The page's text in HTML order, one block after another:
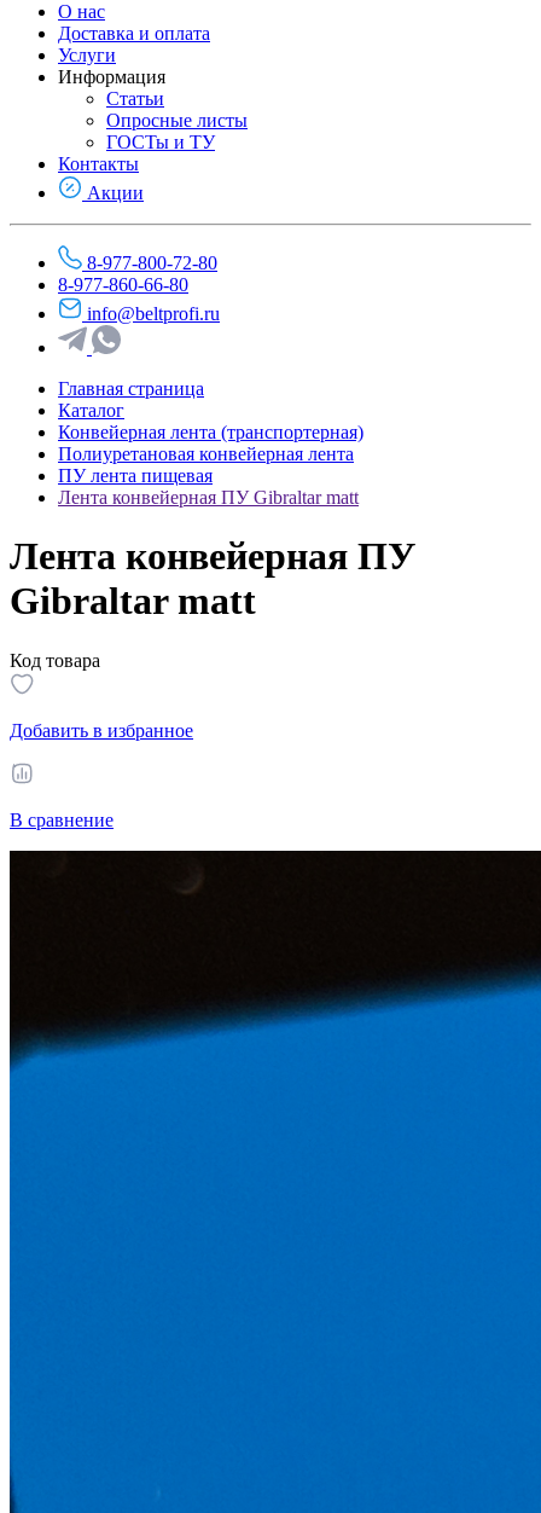
О нас
Доставка и оплата
Услуги
Информация
Статьи
Опросные листы
ГОСТы и ТУ
Контакты
Акции
8-977-800-72-80
8-977-860-66-80
info@beltprofi.ru
Главная страница
Каталог
Конвейерная лента (транспортерная)
Полиуретановая конвейерная лента
ПУ лента пищевая
Лента конвейерная ПУ Gibraltar matt
Лента конвейерная ПУ
Gibraltar matt
Код товара
Добавить в избранное
В сравнение